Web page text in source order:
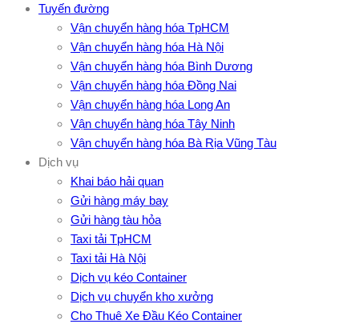
Tuyến đường
Vận chuyển hàng hóa TpHCM
Vận chuyển hàng hóa Hà Nội
Vận chuyển hàng hóa Bình Dương
Vận chuyển hàng hóa Đồng Nai
Vận chuyển hàng hóa Long An
Vận chuyển hàng hóa Tây Ninh
Vận chuyển hàng hóa Bà Rịa Vũng Tàu
Dịch vụ
Khai báo hải quan
Gửi hàng máy bay
Gửi hàng tàu hỏa
Taxi tải TpHCM
Taxi tải Hà Nội
Dịch vụ kéo Container
Dịch vụ chuyển kho xưởng
Cho Thuê Xe Đầu Kéo Container